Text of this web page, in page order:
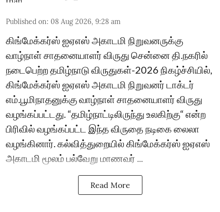
Published on: 08 Aug 2026, 9:28 am
கிங்மேக்கர்ஸ் ஐஏஎஸ் அகாடமி நிறுவனருக்கு
வாழ்நாள் சாதனையாளர் விருது சென்னை தி.நகரில்
நடைபெற்ற தமிழ்நாடு விருதுகள்-2026 நிகழ்ச்சியில்,
கிங்மேக்கர்ஸ் ஐஏஎஸ் அகாடமி நிறுவனர் டாக்டர்
எம்.பூமிநாதனுக்கு வாழ்நாள் சாதனையாளர் விருது
வழங்கப்பட்டது. “தமிழ்நாட்டிலிருந்து உலகிற்கு“ என்ற
பிரிவில் வழங்கப்பட்ட இந்த விருதை நடிகை லைலா
வழங்கினார். கல்வித்துறையில் கிங்மேக்கர்ஸ் ஐஏஎஸ்
அகாடமி மூலம் பல்வேறு மாணவர் ...
Read More